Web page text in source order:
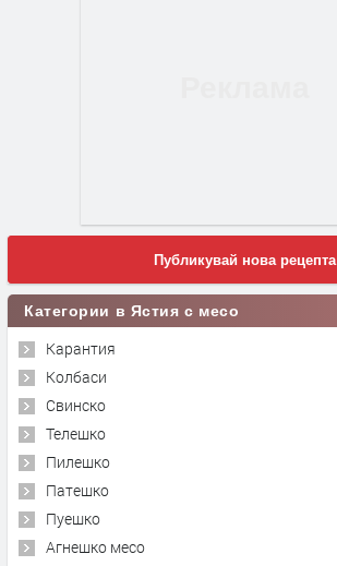
Публикувай нова рецепта
Категории в Ястия с месо
Карантия
Колбаси
Свинско
Телешко
Пилешко
Патешко
Пуешко
Агнешко месо